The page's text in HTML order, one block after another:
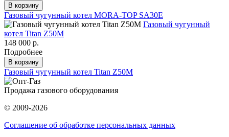
В корзину
Газовый чугунный котел MORA-TOP SA30E
Газовый чугунный
котел Titan Z50M
148 000 р.
Подробнее
В корзину
Газовый чугунный котел Titan Z50M
Продажа газового оборудования
© 2009-2026
Соглашение об обработке персональных данных